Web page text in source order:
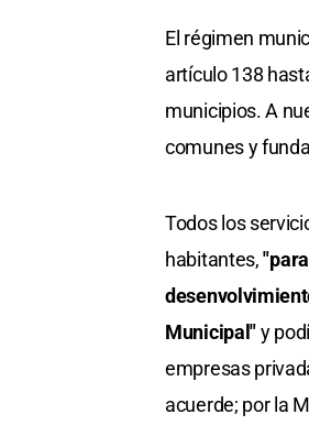
El régimen
artículo 138
municipios. A
comunes y
Todos los
habitantes,
Municipal"y
empresas
acuerde; por la